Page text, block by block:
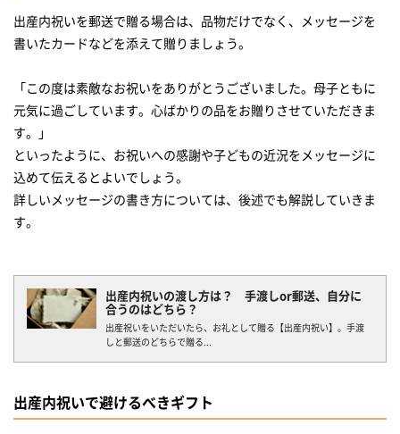
出産内祝いを郵送で贈る場合は、品物だけでなく、メッセージを
書いたカードなどを添えて贈りましょう。
「この度は素敵なお祝いをありがとうございました。母子ともに
元気に過ごしています。心ばかりの品をお贈りさせていただきま
す。」
といったように、お祝いへの感謝や子どもの近況をメッセージに
込めて伝えるとよいでしょう。
詳しいメッセージの書き方については、後述でも解説していきま
す。
出産内祝いの渡し方は？ 手渡しor郵送、自分に
合うのはどちら？
出産祝いをいただいたら、お礼として贈る【出産内祝い】。手渡
しと郵送のどちらで贈る...
出産内祝いで避けるべきギフト